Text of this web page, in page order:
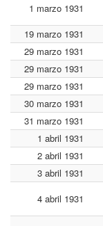
1 marzo 1931
19 marzo 1931
29 marzo 1931
29 marzo 1931
29 marzo 1931
30 marzo 1931
31 marzo 1931
1 abril 1931
2 abril 1931
3 abril 1931
4 abril 1931